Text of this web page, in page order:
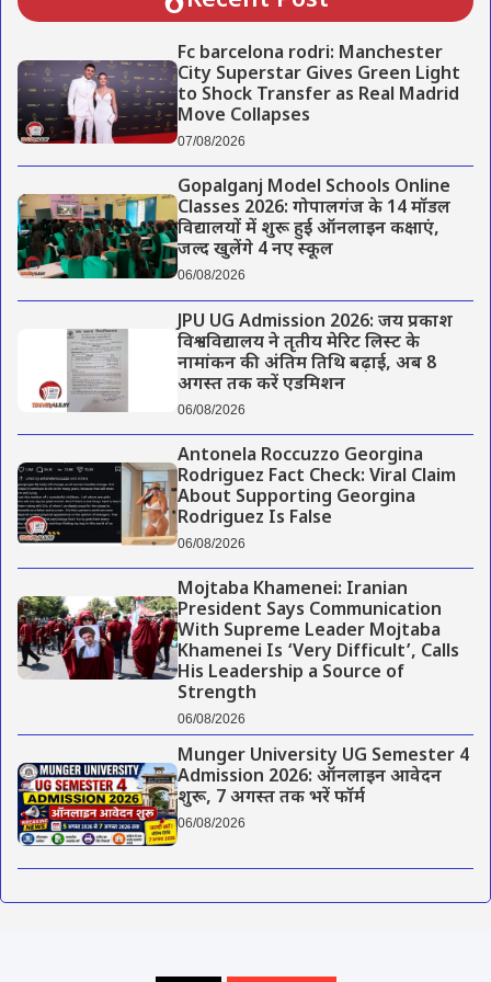
Fc barcelona rodri: Manchester
City Superstar Gives Green Light
to Shock Transfer as Real Madrid
Move Collapses
07/08/2026
Gopalganj Model Schools Online
Classes 2026: गोपालगंज के 14 मॉडल
विद्यालयों में शुरू हुई ऑनलाइन कक्षाएं,
जल्द खुलेंगे 4 नए स्कूल
06/08/2026
JPU UG Admission 2026: जय प्रकाश
विश्वविद्यालय ने तृतीय मेरिट लिस्ट के
नामांकन की अंतिम तिथि बढ़ाई, अब 8
अगस्त तक करें एडमिशन
06/08/2026
Antonela Roccuzzo Georgina
Rodriguez Fact Check: Viral Claim
About Supporting Georgina
Rodriguez Is False
06/08/2026
Mojtaba Khamenei: Iranian
President Says Communication
With Supreme Leader Mojtaba
Khamenei Is ‘Very Difficult’, Calls
His Leadership a Source of
Strength
06/08/2026
Munger University UG Semester 4
Admission 2026: ऑनलाइन आवेदन
शुरू, 7 अगस्त तक भरें फॉर्म
06/08/2026